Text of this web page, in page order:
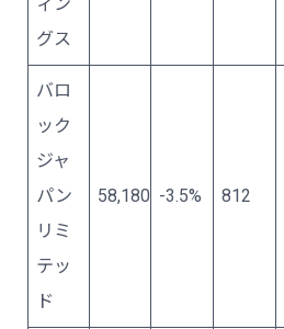
グス
バロ
ック
ジャ
パン
リミ
テッ
ド
58,180 -3.5% 812